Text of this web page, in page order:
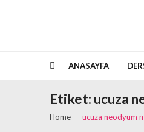
ANASAYFA
Etiket: ucuza
Home ucuza neodyum